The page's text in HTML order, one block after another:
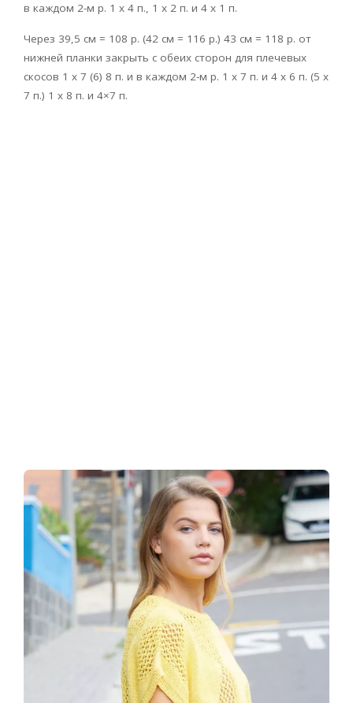
в каждом 2-м р. 1 х 4 п., 1 х 2 п. и 4 х 1 п.
Через 39,5 см = 108 р. (42 см = 116 р.) 43 см = 118 р. от
нижней планки закрыть с обеих сторон для плечевых
скосов 1 х 7 (6) 8 п. и в каждом 2-м р. 1 х 7 п. и 4 х 6 п. (5 х
7 п.) 1 х 8 п. и 4×7 п.